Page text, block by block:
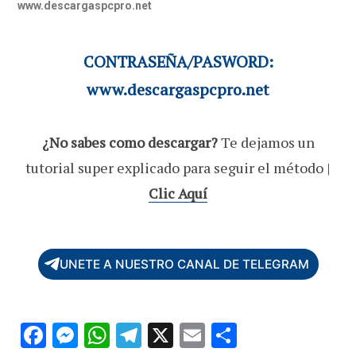
www.descargaspcpro.net
CONTRASEÑA/PASWORD:
www.descargaspcpro.net
¿No sabes como descargar?Te dejamos un
tutorial super explicado para seguir el método |
Clic Aquí
UNETE A NUESTRO CANAL DE TELEGRAM
F M W T X E